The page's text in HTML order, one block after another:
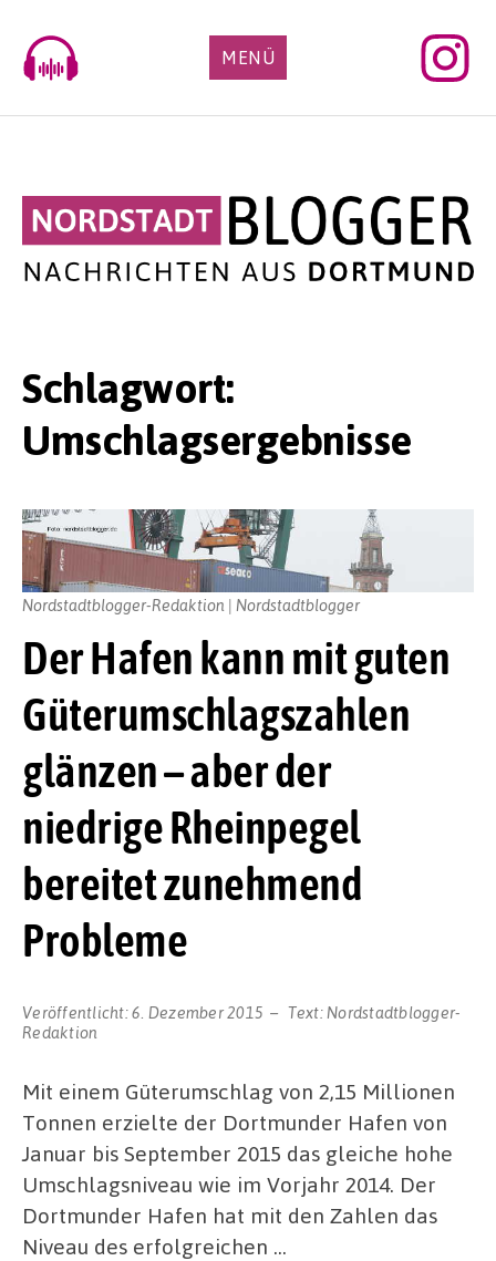
content
MENÜ
Schlagwort:
Umschlagsergebnisse
Der Hafen kann mit guten
Güterumschlagszahlen
glänzen – aber der
niedrige Rheinpegel
bereitet zunehmend
Probleme
Veröffentlicht:6. Dezember 2015 Text: Nordstadtblogger-
Redaktion
Nordstadtblogger-Redaktion | Nordstadtblogger
Mit einem Güterumschlag von 2,15 Millionen
Tonnen erzielte der Dortmunder Hafen von
Januar bis September 2015 das gleiche hohe
Umschlagsniveau wie im Vorjahr 2014. Der
Dortmunder Hafen hat mit den Zahlen das
Niveau des erfolgreichen …